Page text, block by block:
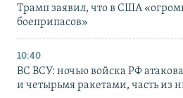
Трамп заявил, что в США
боеприпасов»
10:40
ВС ВСУ: ночью войска РФ
и четырьмя ракетами, часть из